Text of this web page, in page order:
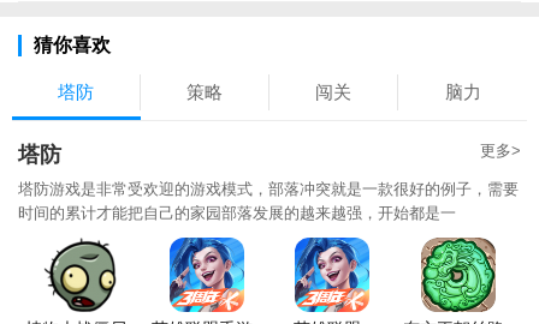
猜你喜欢
塔防 策略 闯关 脑力
塔防 更多>
塔防游戏是非常受欢迎的游戏模式，部落冲突就是一款很好的例子，需要
时间的累计才能把自己的家园部落发展的越来越强，开始都是一